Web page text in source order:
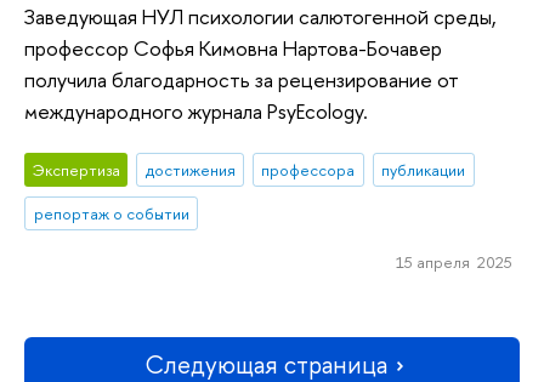
Заведующая НУЛ психологии салютогенной среды,
профессор Софья Кимовна Нартова-Бочавер
получила благодарность за рецензирование от
международного журнала PsyEcology.
Экспертиза достижения профессора
публикации
репортаж о событии
15 апреля 2025
Следующая страница